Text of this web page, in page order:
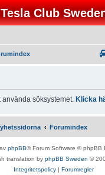
Tesla Club
använda söksystemet. Klicka
Forumindex
phpBB® Forum Software © phpBB
translation by phpBB Sweden ©
Integritetspolicy | Forumregler